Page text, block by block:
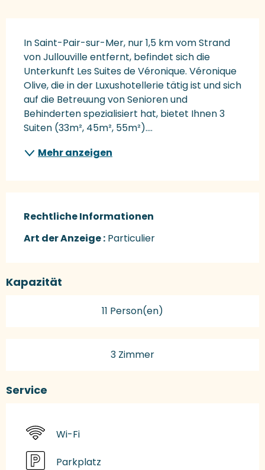
In Saint-Pair-sur-Mer, nur 1,5 km vom Strand
von Jullouville entfernt, befindet sich die
Unterkunft Les Suites de Véronique. Véronique
Olive, die in der Luxushotellerie tätig ist und sich
auf die Betreuung von Senioren und
Behinderten spezialisiert hat, bietet Ihnen 3
Suiten (33m², 45m², 55m²)....
Mehr anzeigen
Rechtliche Informationen
Rechtliche Informationen
Art der Anzeige : Particulier
Kapazität
11 Person(en)
3 Zimmer
Service
Wi-Fi
Parkplatz